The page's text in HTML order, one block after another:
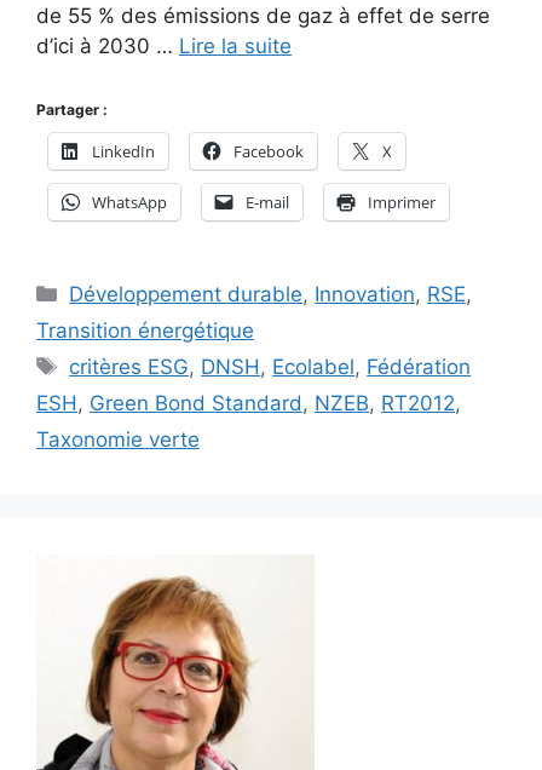
de 55 % des émissions de gaz à effet de serre
d’ici à 2030 … Lire la suite
Partager :
LinkedIn Facebook X
WhatsApp E-mail Imprimer
Catégories
Développement durable, Innovation, RSE,
Transition énergétique
Étiquettes
critères ESG, DNSH , Ecolabel, Fédération
ESH , Green Bond Standard , NZEB, RT2012,
Taxonomie verte